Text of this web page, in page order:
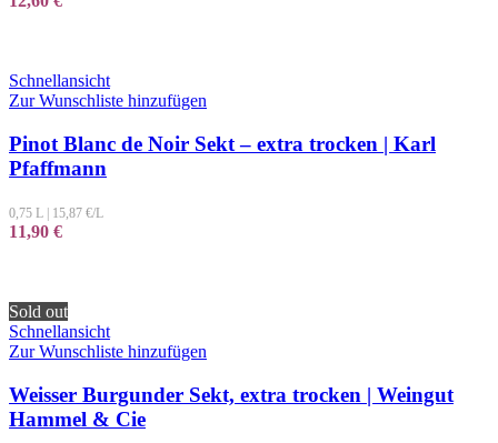
Schnellansicht
Zur Wunschliste hinzufügen
Pinot Blanc de Noir Sekt – extra trocken | Karl
Pfaffmann
0,75 L | 15,87 €/L
11,90 €
Sold out
Schnellansicht
Zur Wunschliste hinzufügen
Weisser Burgunder Sekt, extra trocken | Weingut
Hammel & Cie